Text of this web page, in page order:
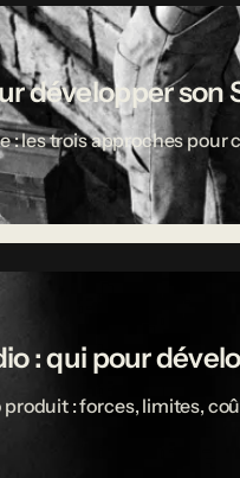
développer son
les trois approches
: qui pour
produit : forces, limites,